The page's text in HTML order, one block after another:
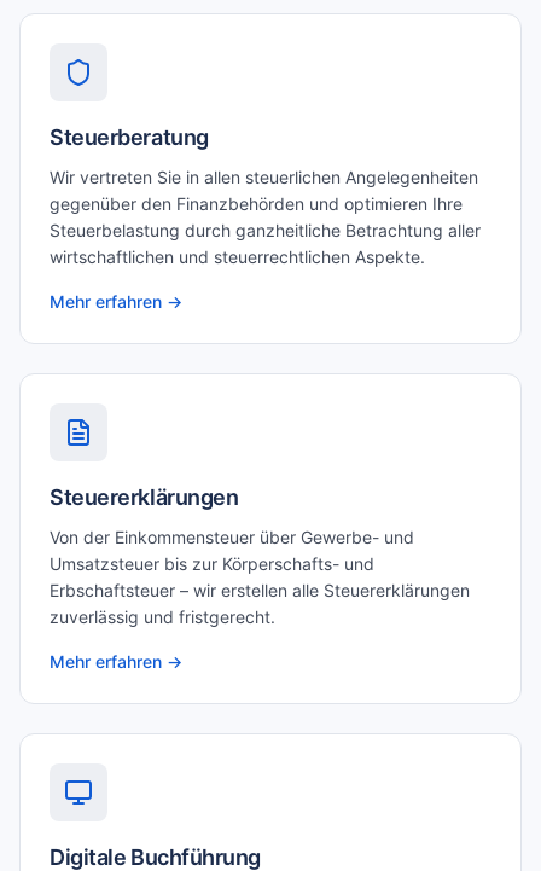
Steuerberatung
Wir vertreten Sie in allen steuerlichen Angelegenheiten
gegenüber den Finanzbehörden und optimieren Ihre
Steuerbelastung durch ganzheitliche Betrachtung aller
wirtschaftlichen und steuerrechtlichen Aspekte.
Mehr erfahren →
Steuererklärungen
Von der Einkommensteuer über Gewerbe- und
Umsatzsteuer bis zur Körperschafts- und
Erbschaftsteuer – wir erstellen alle Steuererklärungen
zuverlässig und fristgerecht.
Mehr erfahren →
Digitale Buchführung